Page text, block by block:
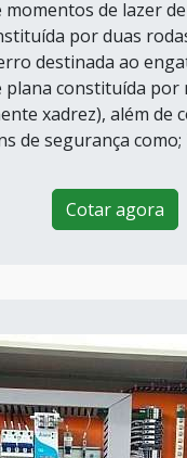
momentos de lazer
por duas
destinada ao
plana constituída por
xadrez), além de
de segurança como;
Cotar agora